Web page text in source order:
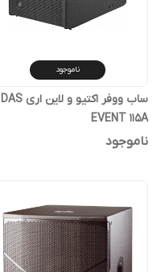
ناموجود
ساب ووفر اکتیو و لاین اری DAS
EVENT 115A
ناموجود